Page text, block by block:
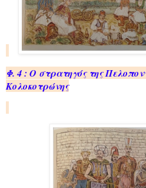
Φ. 4 : Ο στρατηγός της
Κολοκοτρώνης